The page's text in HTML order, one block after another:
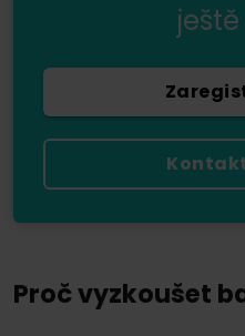
Proč vyzkoušet